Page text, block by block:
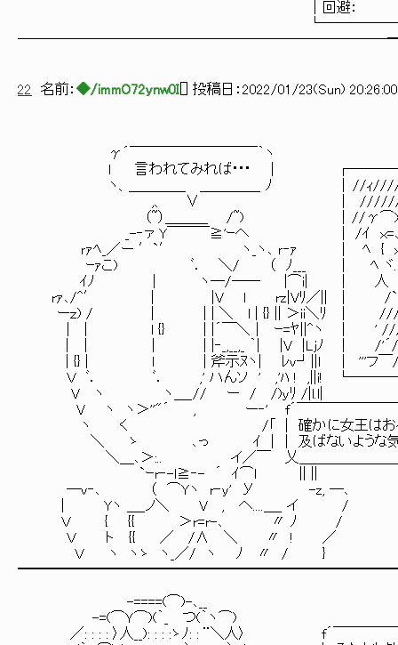
│回避： 7(-1)│
22 名前： ◆/immO72ynw0I ] 投稿日： 2022/01/23(Sun)
γ´￣￣￣￣￣￣￣￣￣｀ヽ
l 言われてみれば･･･ |
ヽ、＿＿＿＿ ＿＿＿＿_ ﾉ │ //ｨ
,、 ∨ │ ////////,' /
（~）＿＿＿ /~) │ //γ⌒X/ﾉ ＼
_-‐ァ Y￣￣￣≧'ｰへ │ /ｲ ｘ=､从ｘ､
ｒｧﾍ_／ー ′`′ ヽ_ヽ､ ｒ‐ｧ │ ﾍ { ｘ=ヾ ヾ
ｰｧこ) ﾞ． ＼/ （ ﾉ___ │ ﾍ ヾ. ヾ. ＼ ゝ='
ｲﾉ | ヽ─/── |⌒i| │ 人 `ー､i. ￣￣ミ`
rｧ､/^′ | |V l rz|Vﾘ／|| │ /`ｘ
ーｚ) / | | | ＼ l | {} || ＞ii＼ﾘ │ /////ﾄ=∧
| | l {} | |´￣＼｜ ｰ=ﾔ||^ヽ │ ' ////ｲ ∧ ｘ
| ｜ | | |‐_,__,_ ｀| |V |Ljﾉ │ /'´//ヾ=ｘ､
| {} | l | 斧示ﾇヽ| ﾚｖ┘||l │ '''フ
Ｖ ﾞ． ﾞ． ,' ハんソ ' ,'ﾊ ! ,||i!
V ヽ ヽ＿_// ー / /)ｙﾘ
V ヽ ヽ＞''"´ , ー‐' f´￣￣￣￣￣￣￣￣
ヽ く /「 | 確かに女王はおろか、不
＼ ゝ ､っ ｲ | | 及ばないような
＼＿､＞:.. イ／￣ 乂＿＿＿＿＿＿＿＿
`ｰr‐-l≧‐- ´ ｲ⌒l ||
─v‐､ （ ⌒Yヽ r‐y' У -z, ─､
| Yヽ ＿_ノ＼ V , へ....＿_ イ /
Ｖ { {{ ＞r=r-､ 〃 ﾉ /
Ｖ ト {{ ／ /∧ ＼ 〃 ! ／
Ｖ ヽ ヽゝ ヽ_／/ ヽ ﾉ 〃 / }
-====(⌒)-､__
-=(⌒Ｙ⌒)(｀_ つ(｀ヽ⌒)
／: : : : 〉人__): : : :ゝﾉ: : ¨＼人〉 f´￣￣￣￣￣￣￣￣